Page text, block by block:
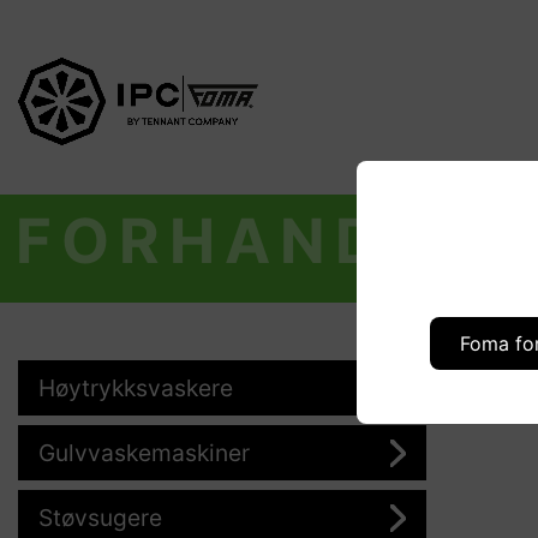
Foma
FORHANDLER
Høytrykksvaskere
Gulvvaskemaskiner
Støvsugere